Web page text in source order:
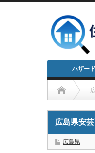
ハザー
広島県安
広島県